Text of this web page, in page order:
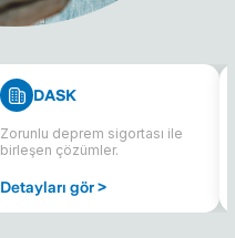
DASK
Zorunlu deprem sigortası ile
birleşen çözümler.
Detayları gör >